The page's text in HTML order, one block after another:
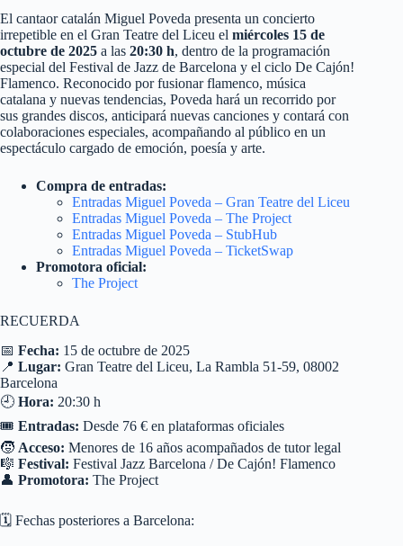
El cantaor catalán Miguel Poveda presenta un concierto
irrepetible en el Gran Teatre del Liceu el miércoles 15 de
octubre de 2025 a las 20:30 h, dentro de la programación
especial del Festival de Jazz de Barcelona y el ciclo De Cajón!
Flamenco. Reconocido por fusionar flamenco, música
catalana y nuevas tendencias, Poveda hará un recorrido por
sus grandes discos, anticipará nuevas canciones y contará con
colaboraciones especiales, acompañando al público en un
espectáculo cargado de emoción, poesía y arte.
Compra de entradas:
Entradas Miguel Poveda – Gran Teatre del Liceu
Entradas Miguel Poveda – The Project
Entradas Miguel Poveda – StubHub
Entradas Miguel Poveda – TicketSwap
Promotora oficial:
The Project
RECUERDA
📅 Fecha: 15 de octubre de 2025
📍 Lugar: Gran Teatre del Liceu, La Rambla 51-59, 08002
Barcelona
🕘 Hora: 20:30 h
🎟️ Entradas: Desde 76 € en plataformas oficiales
🧒 Acceso: Menores de 16 años acompañados de tutor legal
🎼 Festival: Festival Jazz Barcelona / De Cajón! Flamenco
👤 Promotora: The Project
🗓️ Fechas posteriores a Barcelona: